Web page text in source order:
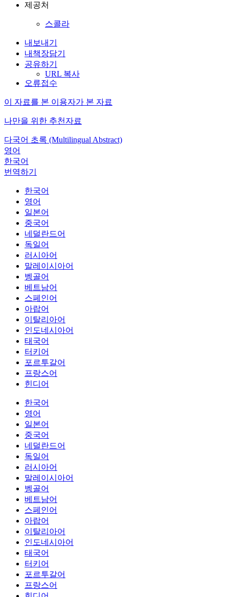
제공처
스콜라
내보내기
내책장담기
공유하기
URL 복사
오류접수
이 자료를 본 이용자가 본 자료
나만을 위한 추천자료
다국어 초록 (Multilingual Abstract)
영어
한국어
번역하기
한국어
영어
일본어
중국어
네덜란드어
독일어
러시아어
말레이시아어
벵골어
베트남어
스페인어
아랍어
이탈리아어
인도네시아어
태국어
터키어
포르투갈어
프랑스어
힌디어
한국어
영어
일본어
중국어
네덜란드어
독일어
러시아어
말레이시아어
벵골어
베트남어
스페인어
아랍어
이탈리아어
인도네시아어
태국어
터키어
포르투갈어
프랑스어